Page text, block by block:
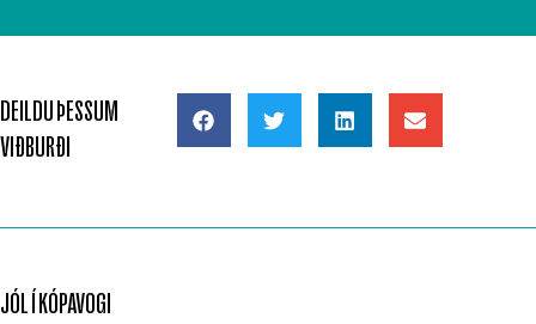
DEILDU ÞESSUM
VIÐBURÐI
JÓL Í KÓPAVOGI